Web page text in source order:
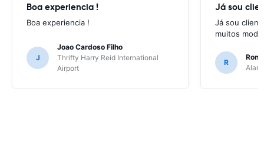
Boa experiencia !
Boa experiencia !
J
Joao Cardoso Filho
Thrifty Harry Reid International
Airport
Já sou
Já sou
muitos
R